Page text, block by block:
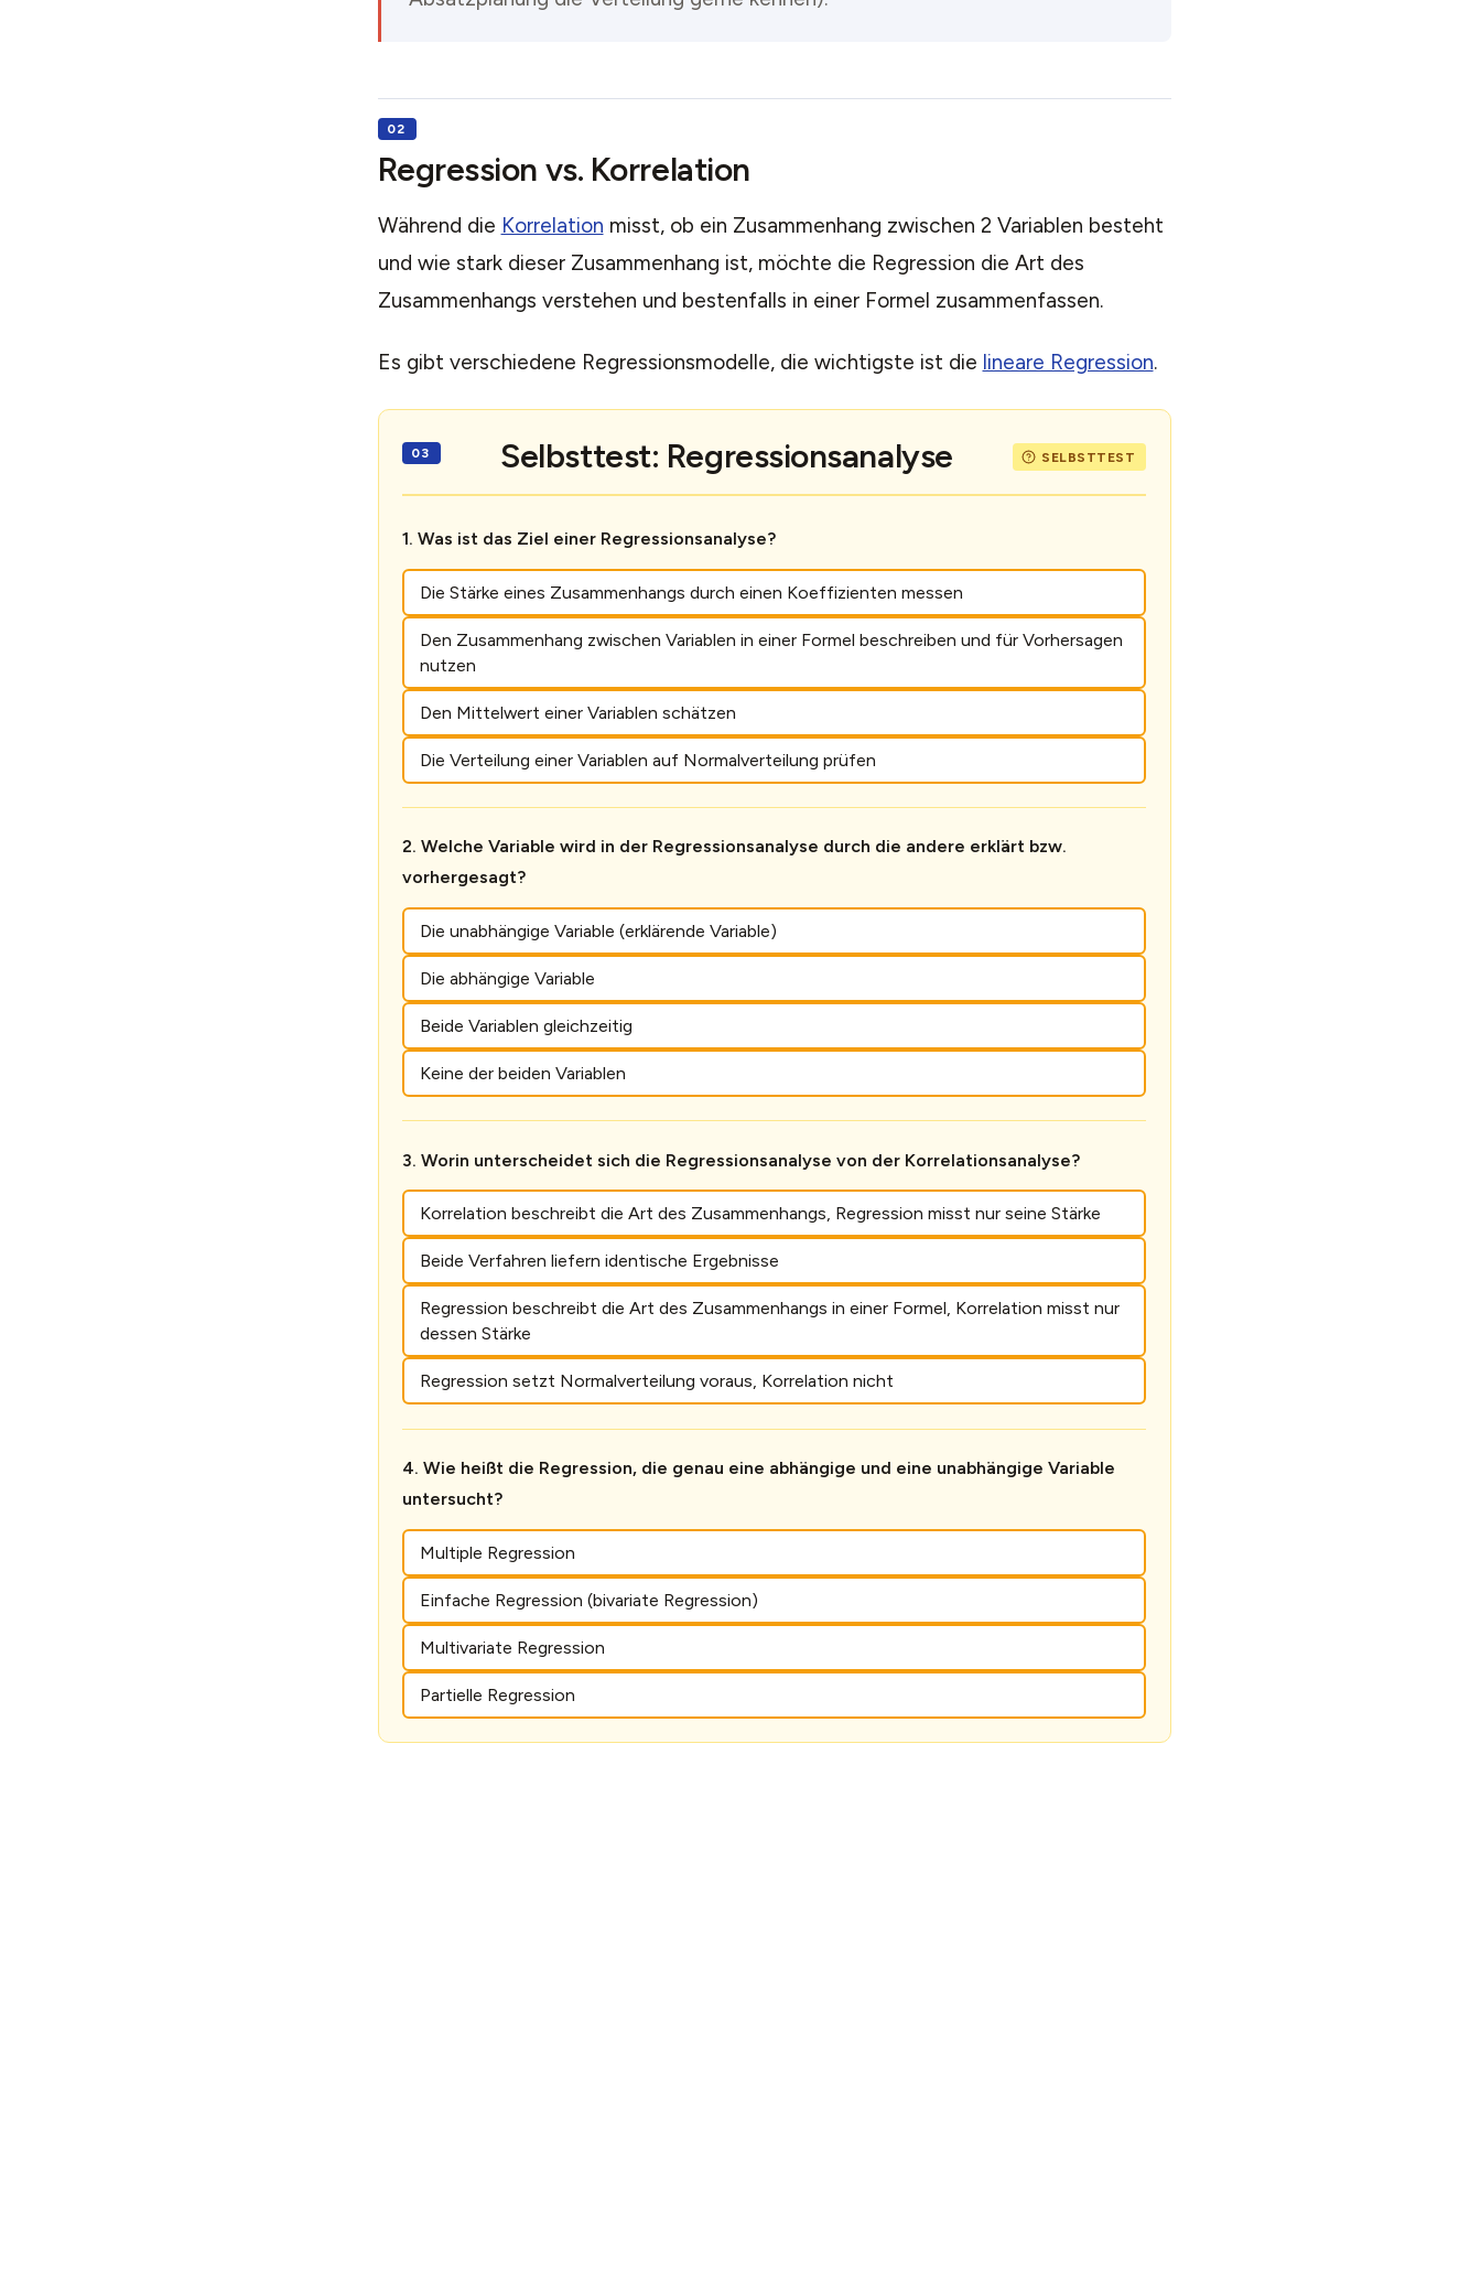
Regression vs. Korrelation
Während die Korrelation misst, ob ein Zusammenhang zwischen 2 Variablen besteht
und wie stark dieser Zusammenhang ist, möchte die Regression die Art des
Zusammenhangs verstehen und bestenfalls in einer Formel zusammenfassen.
Es gibt verschiedene Regressionsmodelle, die wichtigste ist die lineare Regression.
Selbsttest: Regressionsanalyse
Was ist das Ziel einer Regressionsanalyse?
Die Stärke eines Zusammenhangs durch einen Koeffizienten messen
Den Zusammenhang zwischen Variablen in einer Formel beschreiben und für Vorhersagen
nutzen
Den Mittelwert einer Variablen schätzen
Die Verteilung einer Variablen auf Normalverteilung prüfen
Welche Variable wird in der Regressionsanalyse durch die andere erklärt bzw.
vorhergesagt?
Die unabhängige Variable (erklärende Variable)
Die abhängige Variable
Beide Variablen gleichzeitig
Keine der beiden Variablen
Worin unterscheidet sich die Regressionsanalyse von der Korrelationsanalyse?
Korrelation beschreibt die Art des Zusammenhangs, Regression misst nur seine Stärke
Beide Verfahren liefern identische Ergebnisse
Regression beschreibt die Art des Zusammenhangs in einer Formel, Korrelation misst nur
dessen Stärke
Regression setzt Normalverteilung voraus, Korrelation nicht
Wie heißt die Regression, die genau eine abhängige und eine unabhängige Variable
untersucht?
Multiple Regression
Einfache Regression (bivariate Regression)
Multivariate Regression
Partielle Regression